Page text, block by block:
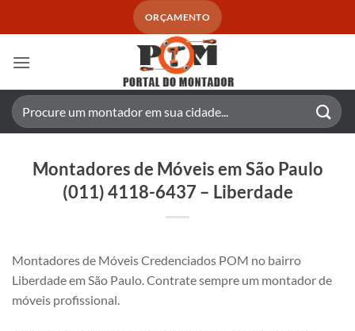
ORÇAMENTO
Pesquisar
por:
Montadores de Móveis em São Paulo
(011) 4118-6437 – Liberdade
Montadores de Móveis Credenciados POM no bairro
Liberdade em São Paulo. Contrate sempre um montador de
móveis profissional.